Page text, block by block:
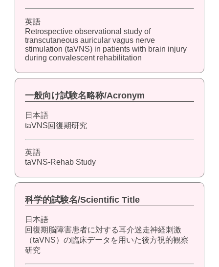
英語
Retrospective observational study of
transcutaneous auricular vagus nerve
stimulation (taVNS) in patients with brain injury
during convalescent rehabilitation
一般向け試験名略称/Acronym
日本語
taVNS回復期研究
英語
taVNS-Rehab Study
科学的試験名/Scientific Title
日本語
回復期脳障害患者に対する耳介迷走神経刺激
（taVNS）の臨床データを用いた後方視的観察
研究